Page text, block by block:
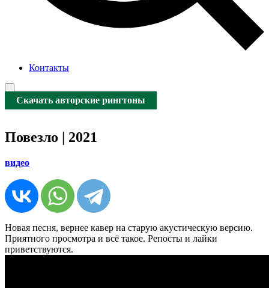
Контакты
Скачать авторские рингтоны
Повезло | 2021
видео
Новая песня, вернее кавер на старую акустическую версию.
Приятного просмотра и всё такое. Репосты и лайки
приветствуются.